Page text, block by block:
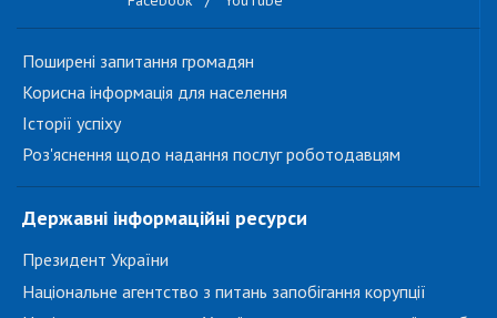
Поширені запитання громадян
Корисна інформація для населення
Історії успіху
Роз'яснення щодо надання послуг роботодавцям
Державні інформаційні ресурси
Президент України
Національне агентство з питань запобігання корупції